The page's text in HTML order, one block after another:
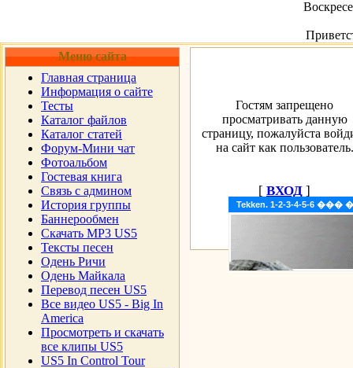
Меню сайта
Главная страница
Информация о сайте
Тесты
Каталог файлов
Каталог статей
Форум-Мини чат
Фотоальбом
Гостевая книга
Cвязь с админом
История группы
Баннерообмен
Скачать MP3 US5
Тексты песен
Одень Ричи
Одень Майкала
Перевод песен US5
Все видео US5 - Big In
America
Просмотреть и скачать
все клипы US5
US5 In Control Tour
Tekken. 1-2-3-4-5-6
Гостям запрещено
просматривать данную
страницу, пожалуйста
на сайт как пользователь.
[ ВХОД ]